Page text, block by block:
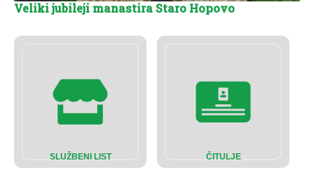
SLUŽBENI LIST ČITULJE
Veliki jubileji manastira Staro Hopovo